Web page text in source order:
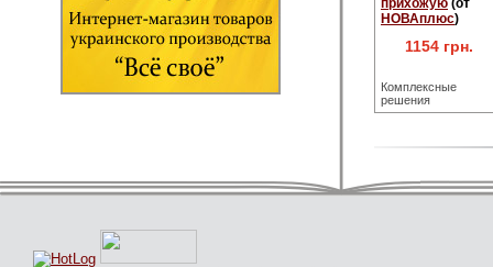
прихожую (от
НОВАплюс)
1154 грн.
Комплексные
решения